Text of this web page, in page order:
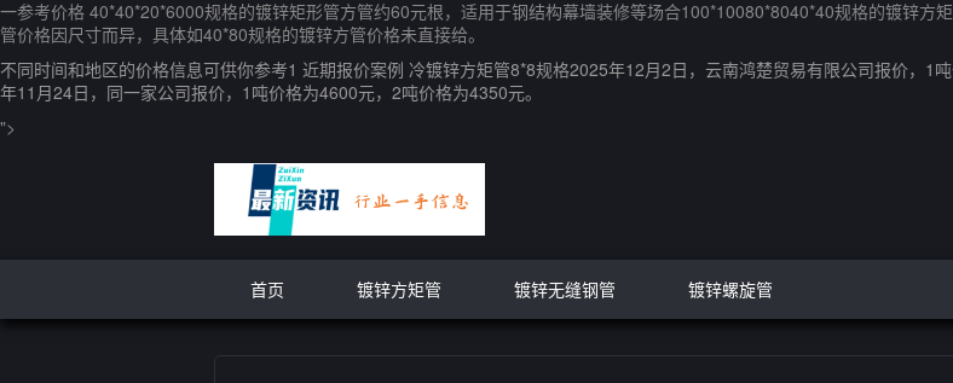
一参考价格 40*40*20*6000规格的镀锌矩形管方管约60元根，适用于钢结构幕墙装修等场合100*10080*8040*40规格的镀锌
管价格因尺寸而异，具体如40*80规格的镀锌方管价格未直接给。
不同时间和地区的价格信息可供你参考1 近期报价案例 冷镀锌方矩管8*8规格2025年12月2日，云南鸿楚贸易有限公司报价，
年11月24日，同一家公司报价，1吨价格为4600元，2吨价格为4350元。
">
首页 镀锌方矩管 镀锌无缝钢管 镀锌螺旋管